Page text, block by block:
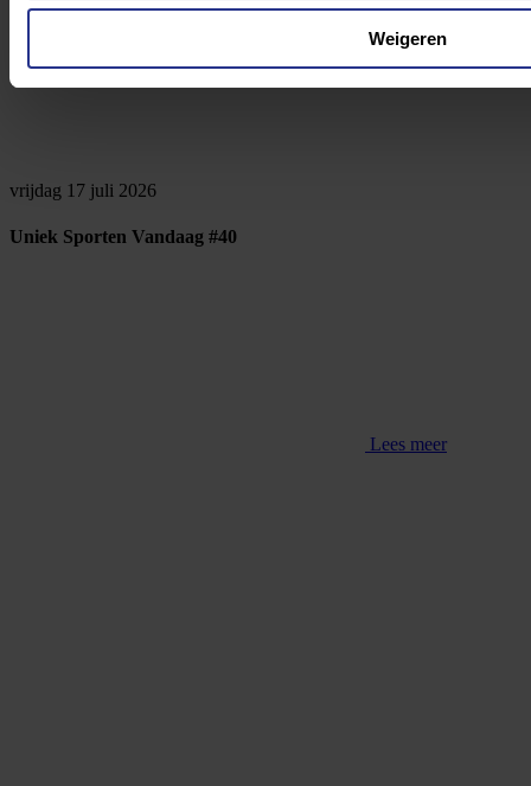
Weigeren
vrijdag 17 juli 2026
Uniek Sporten Vandaag #40
Lees meer